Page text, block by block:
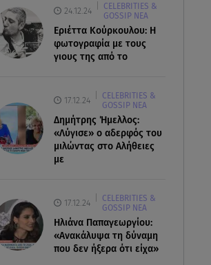
24.12.24
CELEBRITIES &
GOSSIP ΝΕΑ
Εριέττα Κούρκουλου: Η
φωτογραφία με τους
γιους της από το
17.12.24
CELEBRITIES &
GOSSIP ΝΕΑ
Δημήτρης Ήμελλος:
«Λύγισε» ο αδερφός του
μιλώντας στο Αλήθειες
με
17.12.24
CELEBRITIES &
GOSSIP ΝΕΑ
Ηλιάνα Παπαγεωργίου:
«Ανακάλυψα τη δύναμη
που δεν ήξερα ότι είχα»